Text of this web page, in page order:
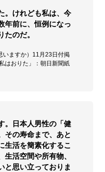
。けれども私は、今
年前に、恒例になっ
のだ。
ますか）11月23日付掲
はおりた」：朝日新聞紙
。日本人男性の「健
その寿命まで、あと
生活を簡素化するこ
生活空間や所有物、
と思い立っておりま